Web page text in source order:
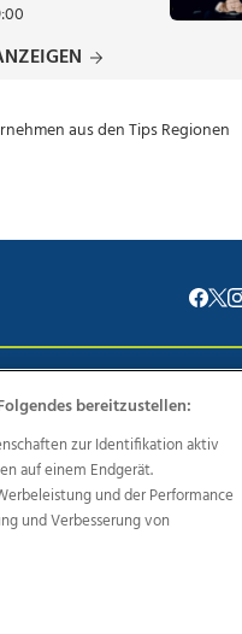
Politische Werbung
Reise
Promenaden Galerien
bereitzustellen:
zur Identifikation aktiv
auf einem Endgerät.
und der Performance
und Verbesserung von